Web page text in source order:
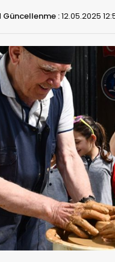
Güncellenme :12.05.2025